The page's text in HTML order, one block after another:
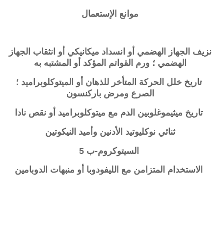
موانع الإستعمال
نزيف الجهاز الهضمي أو انسداد ميكانيكي أو انثقاب الجهاز
الهضمي ؛ ورم القواتم المؤكد أو المشتبه به
تاريخ خلل الحركة المتأخر للذهان أو الميتوكلوبراميد ؛
الصرع ومرض باركنسون
تاريخ ميثيموغلوبين الدم مع ميتوكلوبراميد أو نقص نادا
ثنائي نوكليوتيد الأدنين وأميد النيكوتين
السيتوكروم-ب 5
الاستخدام المتزامن مع الليفودوبا أو منبهات الدوبامين